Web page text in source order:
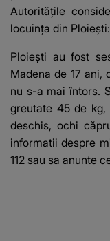
Autorităţile
locuinţa din
Ploieşti au fost
Madena de 17 ani,
nu s-a mai întors.
greutate 45 de
deschis, ochi
informatii despre
112 sau sa anunte